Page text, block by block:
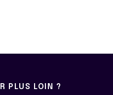
PLUS LOIN ?